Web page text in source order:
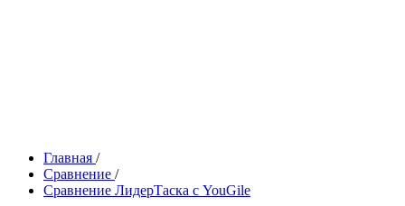
Главная /
Сравнение /
Сравнение ЛидерТаска с YouGile